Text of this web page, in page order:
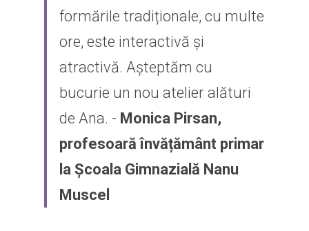
formările tradiționale, cu multe
ore, este interactivă și
atractivă. Așteptăm cu
bucurie un nou atelier alături
de Ana. - Monica Pirsan,
profesoară învățământ primar
la Școala Gimnazială Nanu
Muscel